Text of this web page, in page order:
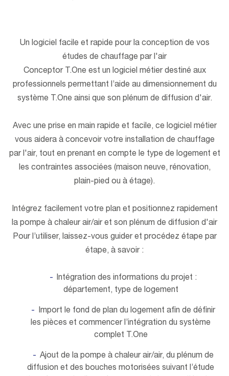
Un logiciel facile et rapide pour la conception de vos
études de chauffage par l'air
Conceptor T.One est un logiciel métier destiné aux
professionnels permettant l’aide au dimensionnement du
système T.One ainsi que son plénum de diffusion d'air.
Avec une prise en main rapide et facile, ce logiciel métier
vous aidera à concevoir votre installation de chauffage
par l'air, tout en prenant en compte le type de logement et
les contraintes associées (maison neuve, rénovation,
plain-pied ou à étage).
Intégrez facilement votre plan et positionnez rapidement
la pompe à chaleur air/air et son plénum de diffusion d'air
Pour l’utiliser, laissez-vous guider et procédez étape par
étape, à savoir :
Intégration des informations du projet :
département, type de logement
Import le fond de plan du logement afin de définir
les pièces et commencer l’intégration du système
complet T.One
Ajout de la pompe à chaleur air/air, du plénum de
diffusion et des bouches motorisées suivant l’étude